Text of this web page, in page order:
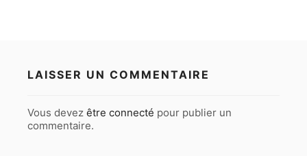
LAISSER UN COMMENTAIRE
Vous devez être connecté pour publier un
commentaire.